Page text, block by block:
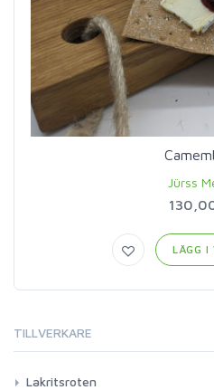
Jürss
LÄGG I
TILLVERKARE
Lakritsroten